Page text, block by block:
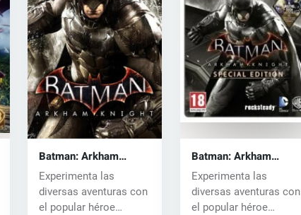
Batman: Arkham
Knight (PC) CD key
Experimenta las
diversas aventuras con
el popular héroe
Batman: Arkham
Knight (Xbox One) key
Experimenta las
diversas aventuras con
el popular héroe